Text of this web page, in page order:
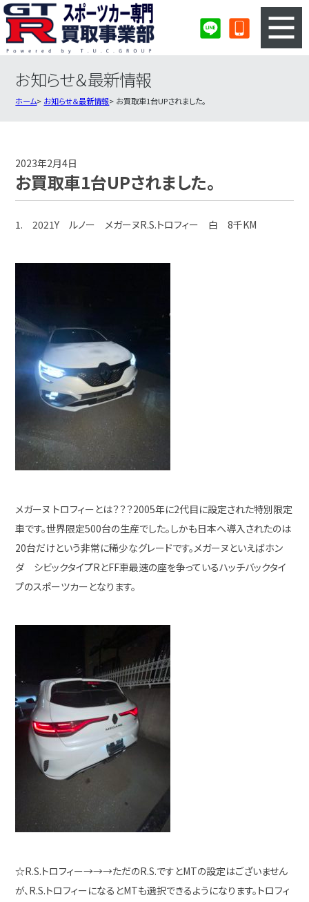
3ステップのカンタン査定
スポーツカー買取実績
お知らせ＆最新情報
ホーム お知らせ＆最新情報 お買取車1台UPされました。
2023年2月4日
お買取車1台UPされました。
1. 2021Y ルノー メガーヌR.S.トロフィー 白 8千KM
メガーヌ トロフィーとは？？？2005年に2代目に設定された特別限定
車です。世界限定500台の生産でした。しかも日本へ導入されたのは
20台だけという非常に稀少なグレードです。メガーヌといえばホン
ダ シビックタイプRとFF車最速の座を争っているハッチバックタイ
プのスポーツカーとなります。
☆R.S.トロフィー→→→ただのR.S.ですとMTの設定はございません
が、R.S.トロフィーになるとMTも選択できるようになります。トロフィ